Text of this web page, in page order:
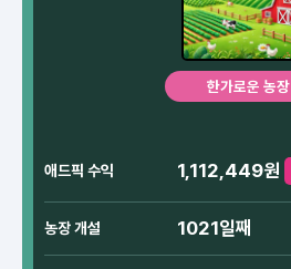
한가로운 농장
애드픽 수익 1,112,449원
농장 개설 1021일째